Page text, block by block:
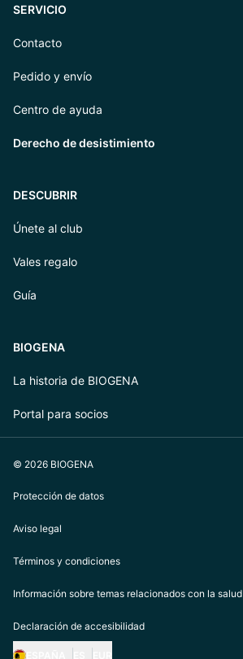
SERVICIO
Contacto
Pedido y envío
Centro de ayuda
Derecho de desistimiento
DESCUBRIR
Únete al club
Vales regalo
Guía
BIOGENA
La historia de BIOGENA
Portal para socios
© 2026 BIOGENA
Protección de datos
Aviso legal
Términos y condiciones
Información sobre temas relacionados con la salud
Declaración de accesibilidad